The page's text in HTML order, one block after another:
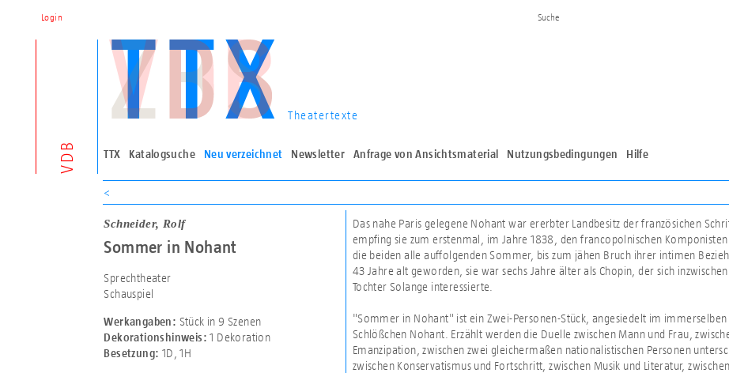
VDB
Theatertexte
TTX Katalogsuche Neu verzeichnet Newsletter Anfrage von Ansichtsmaterial Nutzungsbedingungen Hilfe
Login
<
Schneider, Rolf
Sommer in Nohant
Sprechtheater
Schauspiel
Werkangaben: Stück in 9 Szenen
Dekorationshinweis:1 Dekoration
Besetzung: 1D ,1H
Das nahe Paris gelegene Nohant war ererbter Landbesitz der französichen
empfing sie zum erstenmal, im Jahre 1838, den francopolnischen
die beiden alle auffolgenden Sommer, bis zum jähen Bruch ihrer intimen
43 Jahre alt geworden, sie war sechs Jahre älter als Chopin, der sich
Tochter Solange interessierte.
"Sommer in Nohant" ist ein Zwei-Personen-Stück, angesiedelt im immerselben
Schlößchen Nohant. Erzählt werden die Duelle zwischen Mann und Frau,
Emanzipation, zwischen zwei gleichermaßen nationalistischen Personen
zwischen Konservatismus und Fortschritt, zwischen Musik und Literatur,